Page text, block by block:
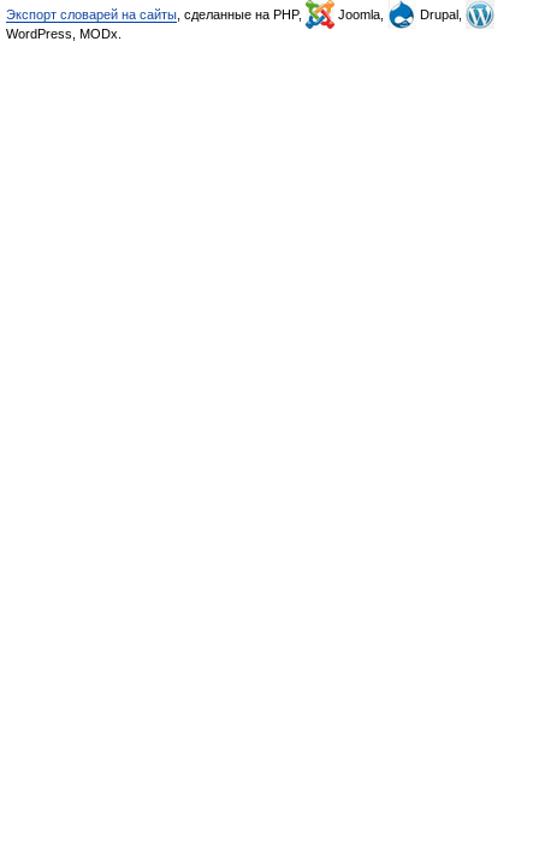
Экспорт словарей на сайты , сделанные на PHP, Joomla,
Drupal,
WordPress, MODx.